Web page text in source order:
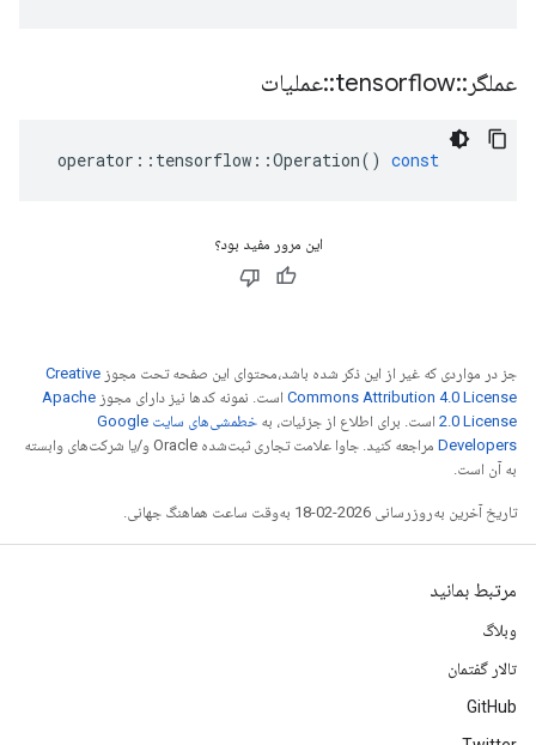
عملگر ::
tensorflow
::عملیات
operator :: tensorflow ::Operation() const
این مرور مفید بود؟
جز در مواردی که غیر از این ذکر شده باشد،‌محتوای این صفحه تحت مجوز Creative
Commons Attribution 4.0 License است. نمونه کدها نیز دارای مجوز Apache
2.0 License است. برای اطلاع از جزئیات، به
خطمشی‌های سایت Google
Developers‏
مراجعه کنید. جاوا علامت تجاری ثبت‌شده Oracle و/یا شرکت‌های وابسته
به آن است.
تاریخ آخرین به‌روزرسانی 2026-02-18 به‌وقت ساعت هماهنگ جهانی.
مرتبط بمانید
وبلاگ
تالار گفتمان
GitHub